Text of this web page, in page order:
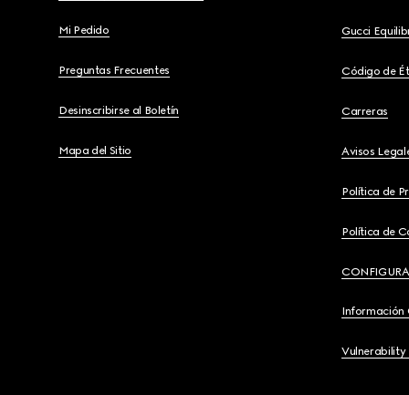
Mi Pedido
Preguntas Frecuentes
Desinscribirse al Boletín
Mapa del Sitio
Gucci
Código de
Carreras
Avisos
Política de
Política de
Información
Vulnerability